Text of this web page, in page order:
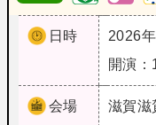
日時
2026
開演：
会場 滋賀滋